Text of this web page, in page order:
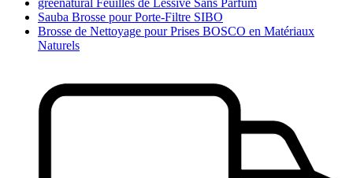
greenatural Feuilles de Lessive Sans Parfum
Sauba Brosse pour Porte-Filtre SIBO
Brosse de Nettoyage pour Prises BOSCO en Matériaux
Naturels